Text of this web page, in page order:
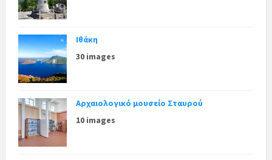
Ιθάκη
30 images
Αρχαιολογικό μουσείο Σταυρού
10 images